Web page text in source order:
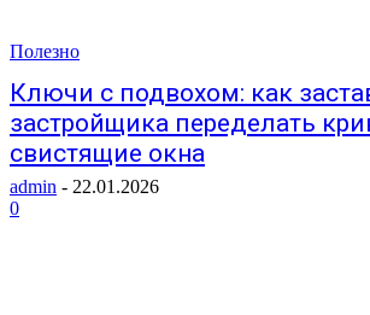
Полезно
Ключи с подвохом: как
застройщика переделать
свистящие окна
admin - 22.01.2026
0